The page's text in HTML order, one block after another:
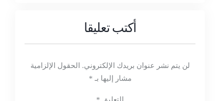
أكتب تعليقا
لن يتم نشر عنوان بريدك الإلكتروني.
الحقول الإلزامية
مشار إليها بـ *